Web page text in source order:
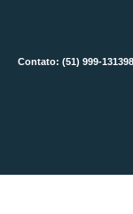
Contato: (51) 999-